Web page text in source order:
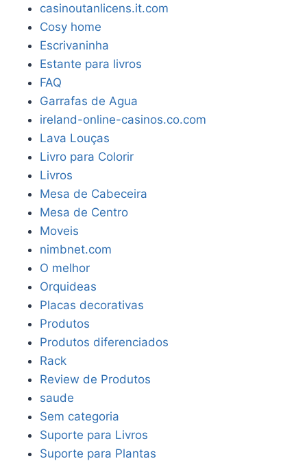
casinoutanlicens.it.com
Cosy home
Escrivaninha
Estante para livros
FAQ
Garrafas de Agua
ireland-online-casinos.co.com
Lava Louças
Livro para Colorir
Livros
Mesa de Cabeceira
Mesa de Centro
Moveis
nimbnet.com
O melhor
Orquideas
Placas decorativas
Produtos
Produtos diferenciados
Rack
Review de Produtos
saude
Sem categoria
Suporte para Livros
Suporte para Plantas